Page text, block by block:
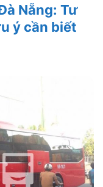
Nẵng: Tư
ý cần biết